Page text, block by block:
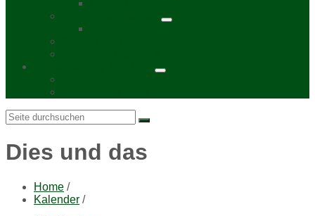
Search:
Dies und das
Home /
Kalender /